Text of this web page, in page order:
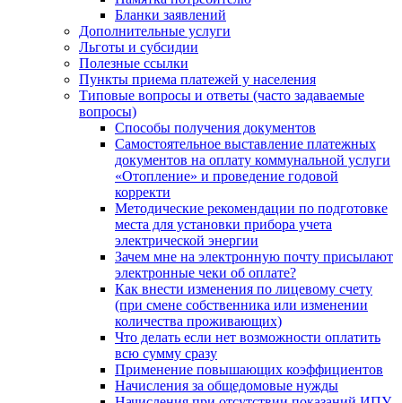
Бланки заявлений
Дополнительные услуги
Льготы и субсидии
Полезные ссылки
Пункты приема платежей у населения
Типовые вопросы и ответы (часто задаваемые
вопросы)
Способы получения документов
Самостоятельное выставление платежных
документов на оплату коммунальной услуги
«Отопление» и проведение годовой
корректи
Методические рекомендации по подготовке
места для установки прибора учета
электрической энергии
Зачем мне на электронную почту присылают
электронные чеки об оплате?
Как внести изменения по лицевому счету
(при смене собственника или изменении
количества проживающих)
Что делать если нет возможности оплатить
всю сумму сразу
Применение повышающих коэффициентов
Начисления за общедомовые нужды